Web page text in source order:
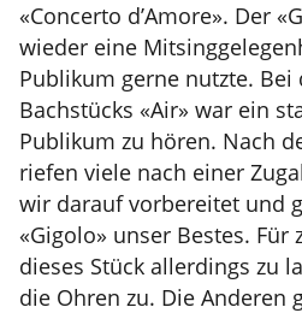
«Concerto d’Amore». Der
wieder eine
Publikum gerne nutzte. Bei
Bachstücks «Air» war ein
Publikum zu hören. Nach
riefen viele nach einer
wir darauf vorbereitet und
«Gigolo» unser Bestes. Für
dieses Stück allerdings zu
die Ohren zu. Die Anderen